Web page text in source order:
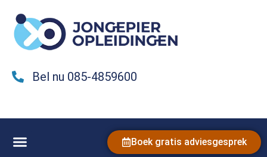
Bel nu 085-4859600
Boek gratis adviesgesprek